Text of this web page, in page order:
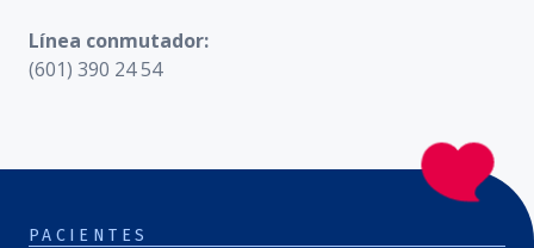
Línea conmutador:
(601) 390 24 54
PACIENTES